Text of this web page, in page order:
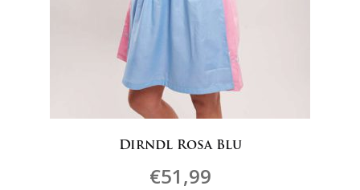
Dirndl Rosa Blu
€51,99